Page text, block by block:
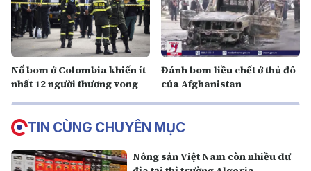
Nổ bom ở Colombia khiến ít
nhất 12 người thương vong
Đánh bom liều chết ở thủ đô
của Afghanistan
TIN CÙNG CHUYÊN MỤC
Nông sản Việt Nam còn nhiều dư